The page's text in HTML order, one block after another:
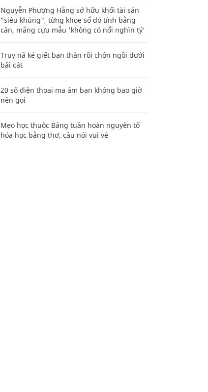
Nguyễn Phương Hằng sở hữu khối tài sản
"siêu khủng", từng khoe sổ đỏ tính bằng
cân, mắng cựu mẫu 'không có nổi nghìn tỷ'
Truy nã kẻ giết bạn thân rồi chôn ngồi dưới
bãi cát
20 số điện thoại ma ám bạn không bao giờ
nên gọi
Mẹo học thuộc Bảng tuần hoàn nguyên tố
hóa học bằng thơ, câu nói vui vẻ